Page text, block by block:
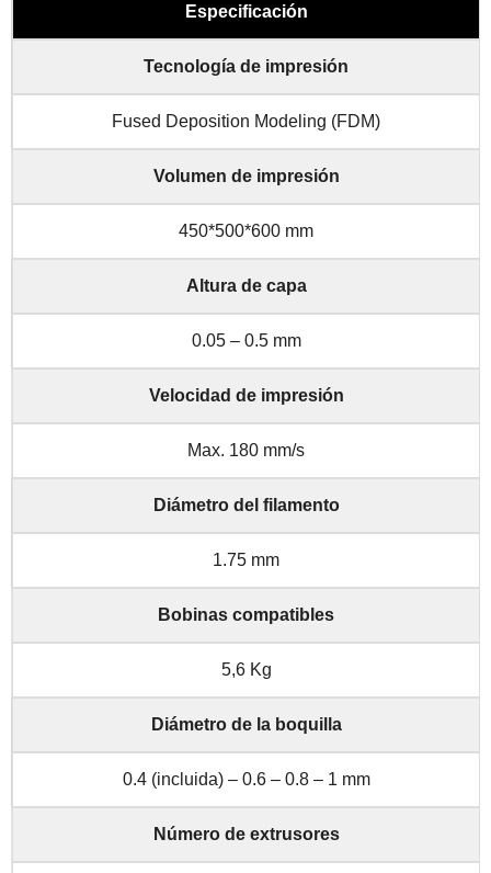
Especificación
Tecnología de impresión
Fused Deposition Modeling (FDM)
Volumen de impresión
450*500*600 mm
Altura de capa
0.05 – 0.5 mm
Velocidad de impresión
Max. 180 mm/s
Diámetro del filamento
1.75 mm
Bobinas compatibles
5,6 Kg
Diámetro de la boquilla
0.4 (incluida) – 0.6 – 0.8 – 1 mm
Número de extrusores